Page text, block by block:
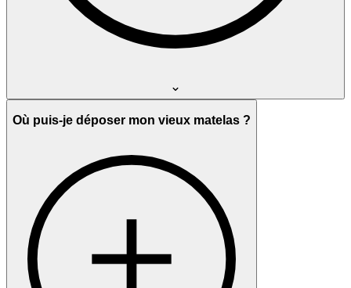
Où puis-je déposer mon vieux matelas ?